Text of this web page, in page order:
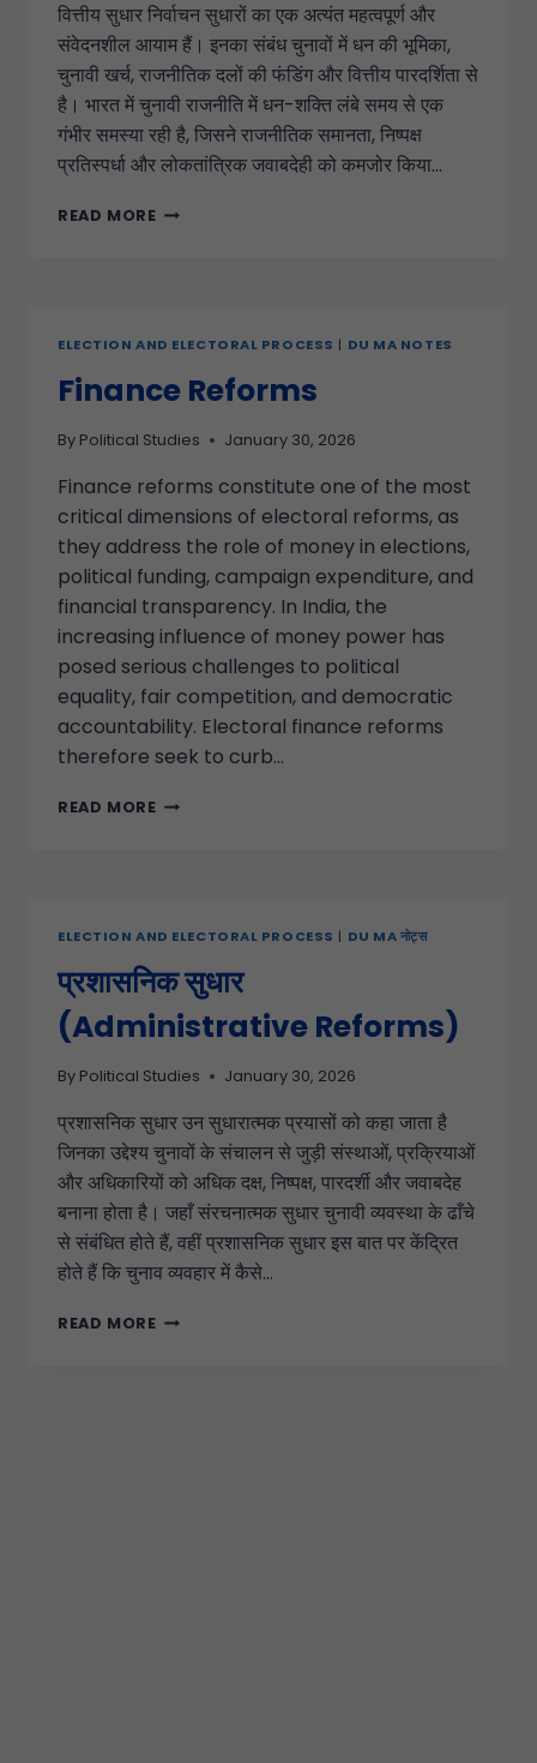
वित्तीय सुधार निर्वाचन सुधारों का एक अत्यंत महत्वपूर्ण और
संवेदनशील आयाम हैं। इनका संबंध चुनावों में धन की भूमिका,
चुनावी खर्च, राजनीतिक दलों की फंडिंग और वित्तीय पारदर्शिता से
है। भारत में चुनावी राजनीति में धन-शक्ति लंबे समय से एक
गंभीर समस्या रही है, जिसने राजनीतिक समानता, निष्पक्ष
प्रतिस्पर्धा और लोकतांत्रिक जवाबदेही को कमजोर किया…
READ MORE
ELECTION AND ELECTORAL PROCESS | DU MA NOTES
Finance Reforms
By Political Studies January 30, 2026
Finance reforms constitute one of the most
critical dimensions of electoral reforms, as
they address the role of money in elections,
political funding, campaign expenditure, and
financial transparency. In India, the
increasing influence of money power has
posed serious challenges to political
equality, fair competition, and democratic
accountability. Electoral finance reforms
therefore seek to curb…
READ MORE
ELECTION AND ELECTORAL PROCESS | DU MA नोट्स
प्रशासनिक सुधार
(Administrative Reforms)
By Political Studies January 30, 2026
प्रशासनिक सुधार उन सुधारात्मक प्रयासों को कहा जाता है
जिनका उद्देश्य चुनावों के संचालन से जुड़ी संस्थाओं, प्रक्रियाओं
और अधिकारियों को अधिक दक्ष, निष्पक्ष, पारदर्शी और जवाबदेह
बनाना होता है। जहाँ संरचनात्मक सुधार चुनावी व्यवस्था के ढाँचे
से संबंधित होते हैं, वहीं प्रशासनिक सुधार इस बात पर केंद्रित
होते हैं कि चुनाव व्यवहार में कैसे…
READ MORE